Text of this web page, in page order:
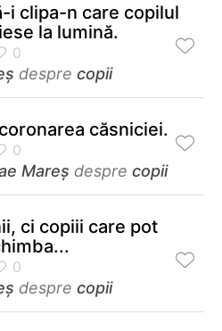
i clipa-n care copilul
la lumină.
despre copii
căsniciei.
Mareș despre copii
ci copiii care pot
despre copii